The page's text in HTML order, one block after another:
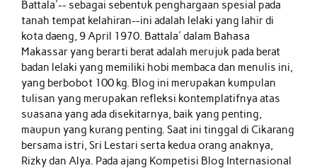
Battala'-- sebagai sebentuk penghargaan spesial pada
tanah tempat kelahiran--ini adalah lelaki yang lahir di
kota daeng, 9 April 1970. Battala' dalam Bahasa
Makassar yang berarti berat adalah merujuk pada berat
badan lelaki yang memiliki hobi membaca dan menulis ini,
yang berbobot 100 kg. Blog ini merupakan kumpulan
tulisan yang merupakan refleksi kontemplatifnya atas
suasana yang ada disekitarnya, baik yang penting,
maupun yang kurang penting. Saat ini tinggal di Cikarang
bersama istri, Sri Lestari serta kedua orang anaknya,
Rizky dan Alya. Pada ajang Kompetisi Blog Internasional